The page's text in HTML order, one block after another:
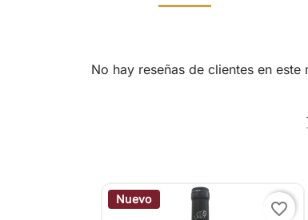
No hay reseñas de clientes en este
Nuevo
favorite_border